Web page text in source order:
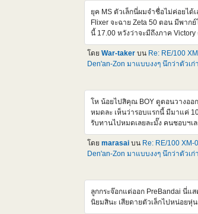
ยุค MS ตัวเล็กนี่ผมจำชื่อไม่ค่อยได้เ
Flixer จะฉาย Zeta 50 ตอน มีพากย์
นี้ 17.00 หวังว่าจะมีถึงภาค
MS ได้มากขึ้น (แต่ตัวนี้มันอยู่ใน F-
ให้เอา เสียงญีุ่ปุ่น sub eng. มาดูแบ
เหนื่อยเกิน เพิ่งต่ออันนี้ เกือบเสร็จ ไ
เรื่องครับ ที่ว่าเกือบเสร็จ เพราะหล
แกนเสียบก็แน่นจัดแล้ว ถ้าไขน็อตด้
ทำสีไม่ได้แล้วละ
https://www.youtube.com/
อังกฤษด้วย
โดย War-taker บน Re: RE/100
Den'an-Zon มาแบบงงๆ นึกว่าตัวเก่า
โห น้อยไปสิคุณ BOY ดูตอนวางออ
หมดละ เห็นว่ารอบแรกนี้ มีมาแค่
รับทานไปหมดเลยละมั๊ง คนชอบฯเ
รอบถัดๆไป แต่จะไม่อุดหนุนร้านพวก
ช่วงลดราคาลงปกติ Series ตัวเล็กนี้
แต่ถ้า P หมด ก็อ่วมหนักเลยนะครับ
Silhoulette กล่องสวยๆสมัยก่อนอีก
ราคาเท่าๆกันแหละ ยังไม่ได้สอย เ
สำเร็จและตัวเก่าที่ต่อใส่กล่องไว้รอ
เอามาทำสีขาวแทนแหละ ปล.ของภ
โดย marasai บน Re: RE/100 XM-
Den'an-Zon มาแบบงงๆ นึกว่าตัวเก่า
ลูกกระจ๊อกแต่ออก PreBandai นี่แ
นิยมสินะ เสียดายตัวเล็กไปหน่อยหุ่